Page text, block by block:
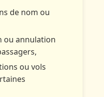
de nom ou
ou annulation
ou vols